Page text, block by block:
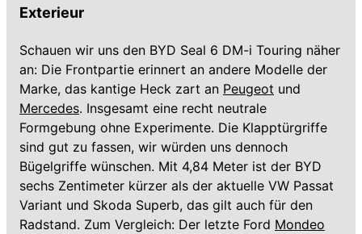
Exterieur
Schauen wir uns den BYD Seal 6 DM-i Touring näher
an: Die Frontpartie erinnert an andere Modelle der
Marke, das kantige Heck zart an Peugeot und
Mercedes. Insgesamt eine recht neutrale
Formgebung ohne Experimente. Die Klapptürgriffe
sind gut zu fassen, wir würden uns dennoch
Bügelgriffe wünschen. Mit 4,84 Meter ist der BYD
sechs Zentimeter kürzer als der aktuelle VW Passat
Variant und Skoda Superb, das gilt auch für den
Radstand. Zum Vergleich: Der letzte Ford Mondeo